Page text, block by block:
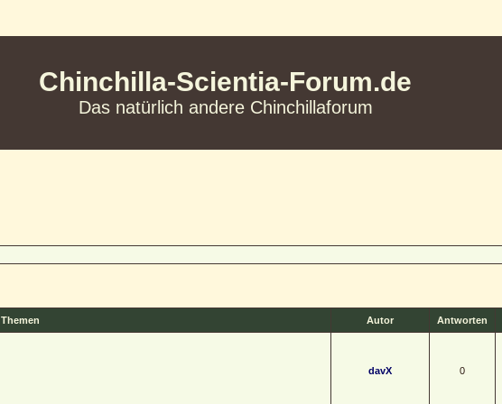
Chinchilla-Scientia-Forum.de
Das natürlich andere Chinchillaforum
Themen Autor Antworten
davX 0